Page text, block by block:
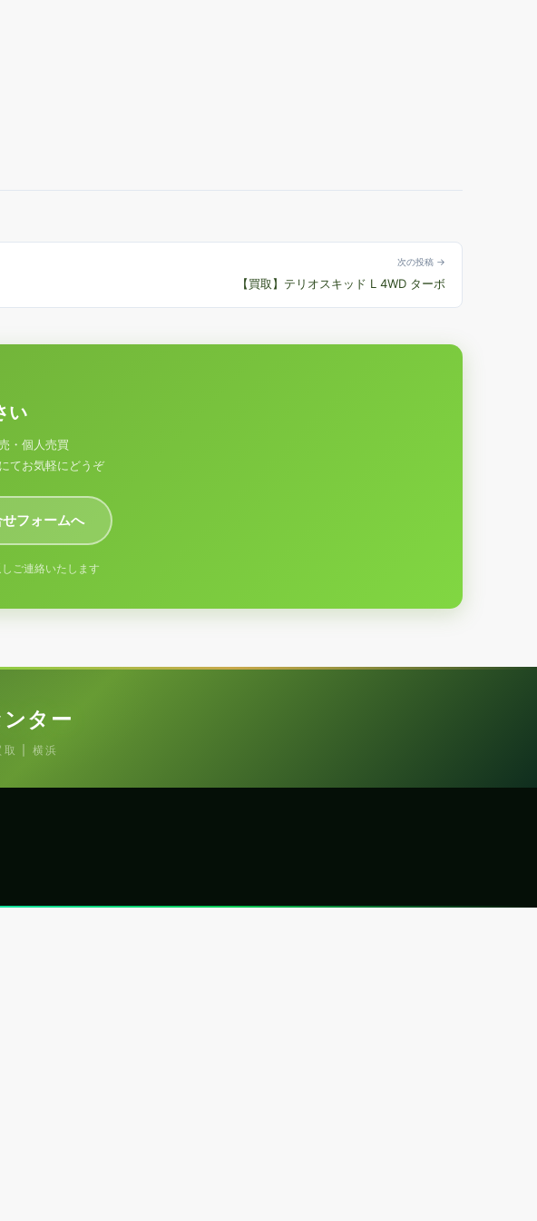
次の投稿 →
【買取】テリオスキッド L 4WD ターボ
い
・個人売買
てお気軽にどうぞ
フォームへ
ご連絡いたします
ター
取 | 横浜